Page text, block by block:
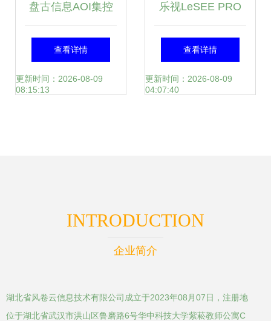
盘古信息AOI集控
与物流智能解决方
案 迈向“近乎无人
查看详情
更新时间：2026-08-09
08:15:13
乐视LeSEE PRO
概念车全球首发 自
动驾驶新里程碑与
查看详情
更新时间：2026-08-09
04:07:40
INTRODUCTION
企业简介
湖北省风卷云信息技术有限公司成立于2023年08月07日，注册地
位于湖北省武汉市洪山区鲁磨路6号华中科技大学紫菘教师公寓C